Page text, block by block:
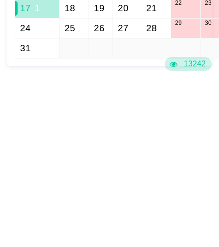
13242
17 1 18 19 20 21 22 23
24 25 26 27 28 29 30
31